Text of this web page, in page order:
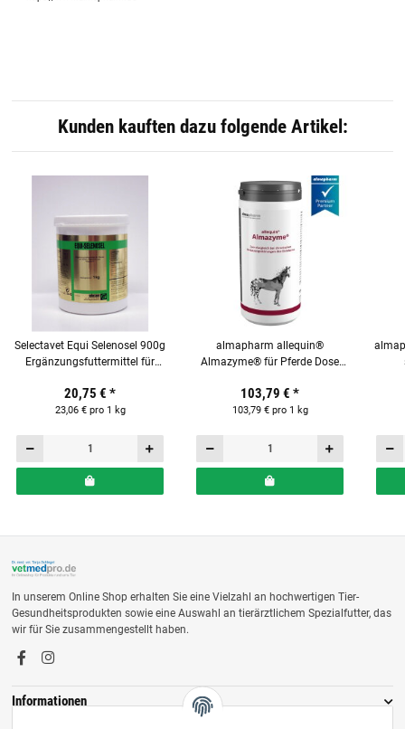
Kunden kauften dazu folgende Artikel:
Selectavet Equi Selenosel 900g
Ergänzungsfuttermittel für
20,75 € *
23,06 € pro 1 kg
almapharm allequin®
Almazyme® für Pferde Dose
103,79 € *
103,79 € pro 1 kg
In unserem Online Shop erhalten Sie eine Vielzahl an hochwertigen Tier-
Gesundheitsprodukten sowie eine Auswahl an tierärztlichem Spezialfutter, das
wir für Sie zusammengestellt haben.
Informationen